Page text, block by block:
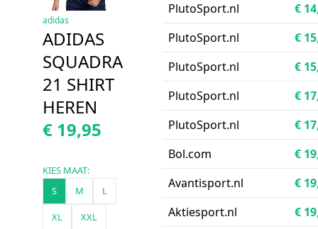
adidas
ADIDAS
SQUADRA
21 SHIRT
HEREN
€ 19,95
KIES MAAT:
S
M L
XL XXL
PlutoSport.nl
€
PlutoSport.nl
€
PlutoSport.nl
€
PlutoSport.nl
€
PlutoSport.nl
€
Bol.com
€
Avantisport.nl
€
Aktiesport.nl
€